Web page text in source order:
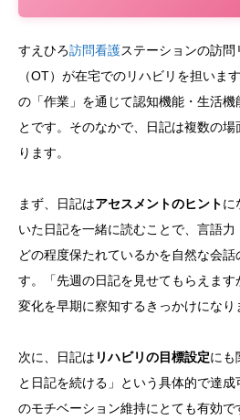
すえひろ訪問看護ステーションの訪
（OT）が在宅でのリハビリを担いま
の「作業」を通じて認知機能・生活機
とです。そのなかで、日記は複数の
ります。
まず、日記はアセスメントのヒントに
いた日記を一緒に読むことで、言語
どの程度保たれているかを自然な会
す。「先週の日記を見せてもらえま
変化を早期に察知するきっかけになり
次に、日記は リハビリの目標設定にも
と日記を続ける」という具体的で達
のモチベーション維持にとても有効